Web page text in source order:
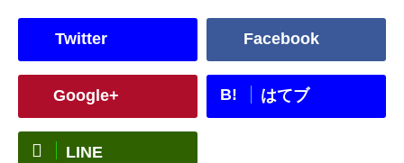
Twitter Facebook
Google+ B! はてブ
LINE